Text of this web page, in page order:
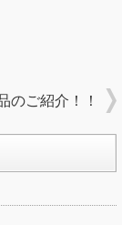
のご紹介！！